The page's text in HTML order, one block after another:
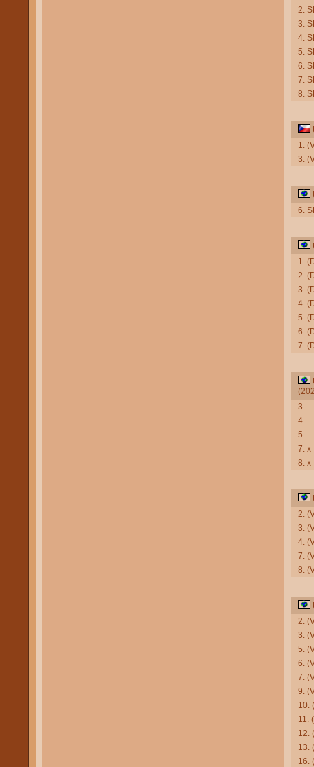
2.
3.
4.
5.
6.
7.
8.
1.
3.
6.
1.
2.
3.
4.
5.
6.
7.
3.
4.
5.
7. x
8. x
2.
3.
4.
7.
8.
2.
3.
5.
6.
7.
9.
10.
11.
12.
13.
16.